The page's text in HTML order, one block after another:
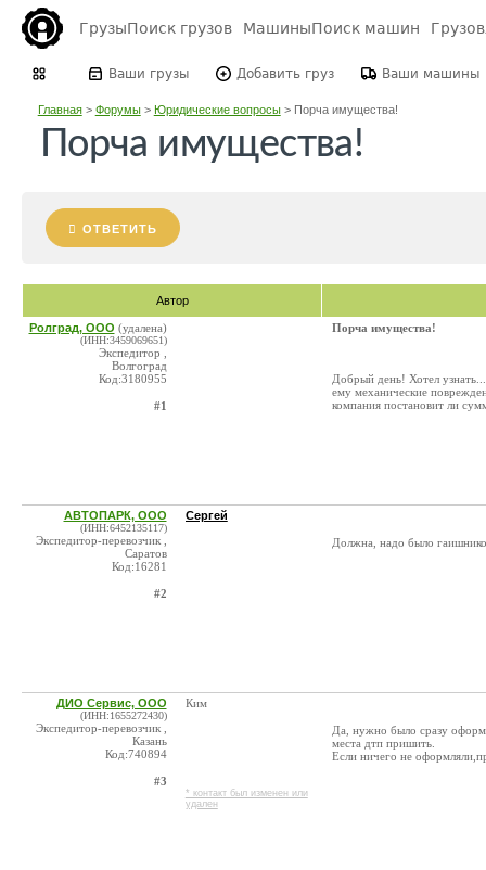
ГрузыПоиск грузов МашиныПоиск машин
Ваши грузы Добавить груз Ваши машины
Главная> Форумы> Юридические вопросы> Порча имущества!
Порча имущества!
ОТВЕТИТЬ
Автор
Ролград, ООО (удалена)
(ИНН:3459069651)
Экспедитор ,
Волгоград
Код:3180955
#1
Порча имущества!
Добрый день! Хотел
ему механические
компания постановит ли
АВТОПАРК, ООО
(ИНН:6452135117)
Экспедитор-перевозчик ,
Саратов
Код:16281
#2
Сергей
Должна, надо было
ДИО Сервис, ООО
(ИНН:1655272430)
Экспедитор-перевозчик ,
Казань
Код:740894
#3
Ким
* контакт был изменен или
удален
Да, нужно было сразу
места дтп пришить.
Если ничего не